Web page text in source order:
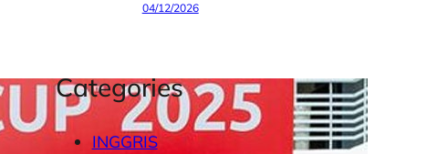
04/12/2026
Categories
INGGRIS